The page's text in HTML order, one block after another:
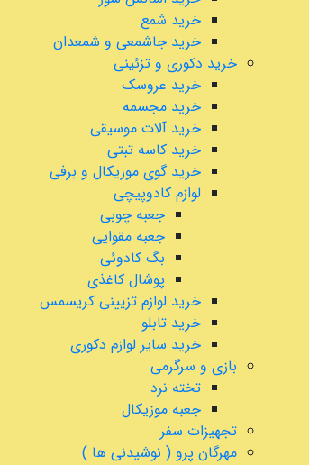
خرید شمع
خرید جاشمعی و شمعدان
خرید دکوری و تزئینی
خرید عروسک
خرید مجسمه
خرید آلات موسیقی
خرید کاسه تبتی
خرید گوی موزیکال و برفی
لوازم کادوپیچی
جعبه چوبی
جعبه مقوایی
بگ کادوئی
پوشال کاغذی
خرید لوازم تزیینی کریسمس
خرید تابلو
خرید سایر لوازم دکوری
بازی و سرگرمی
تخته نرد
جعبه موزیکال
تجهیزات سفر
مهرگان پرو ( نوشیدنی ها )